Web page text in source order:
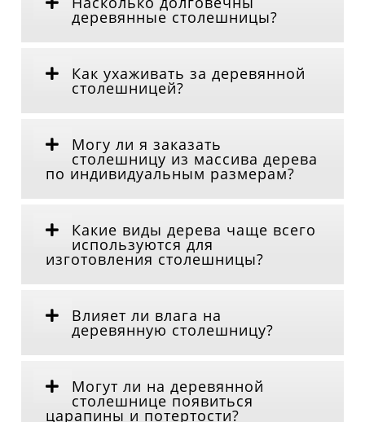
деревянные столешницы?
Как ухаживать за деревянной
столешницей?
Могу ли я заказать
столешницу из массива дерева
по индивидуальным размерам?
Какие виды дерева чаще всего
используются для
изготовления столешницы?
Влияет ли влага на
деревянную столешницу?
Могут ли на деревянной
столешнице появиться
царапины и потертости?